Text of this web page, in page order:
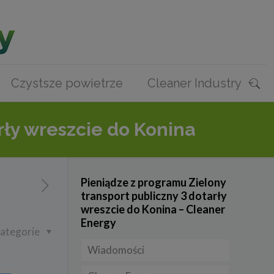
Czystsze powietrze Cleaner Industry
wreszcie do Konina
Pieniądze z programu Zielony
transport publiczny 3 dotarły
wreszcie do Konina – Cleaner
Energy
Wiadomości